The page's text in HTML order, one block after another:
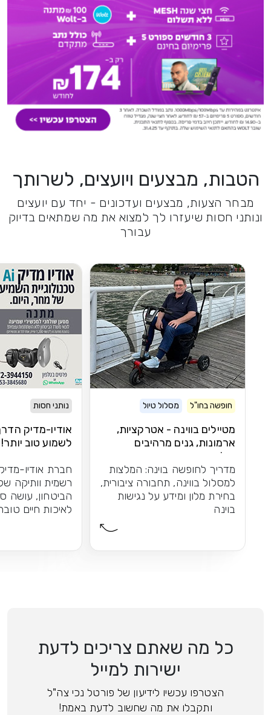
הטבות, מבצעים ויועצים, לשרותך
מבחר הצעות, מבצעים ועדכונים - יחד עם יועצים
ונותני חסות שיעזרו לך למצוא את מה שמתאים בדיוק
עבורך
חופשה בחו"ל מסלול טיול
מטיילים בווינה - אטרקציות,
ארמונות, גנים מרהיבים
וקלאסיקה
מדריך לחופשה בוינה: המלצות
למסלול בווינה, תחבורה ציבורית,
בחירת מלון ומידע על נגישות
בוינה
נותני חסות
אודיו-מדיק
לשמוע טוב יותר!
חברת אודיו-
רשמית וותיקה
הביטחון, עושה
לאיכות חיים
כל מה שאתם צריכים לדעת
ישירות למייל
הצטרפו עכשיו לידיעון של פורטל נכי צה"ל
ותקבלו את מה שחשוב לדעת באמת!